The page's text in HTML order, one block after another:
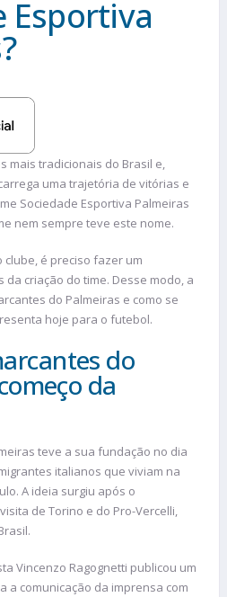
Esportiva
mais tradicionais do Brasil e,
uma trajetória de vitórias e
Sociedade Esportiva Palmeiras
nem sempre teve este nome.
clube, é preciso fazer um
criação do time. Desse modo, a
do Palmeiras e como se
hoje para o futebol.
do
da
teve a sua fundação no dia
italianos que viviam na
A ideia surgiu após o
de Torino e do Pro-Vercelli,
Vincenzo Ragognetti publicou um
a comunicação da imprensa com